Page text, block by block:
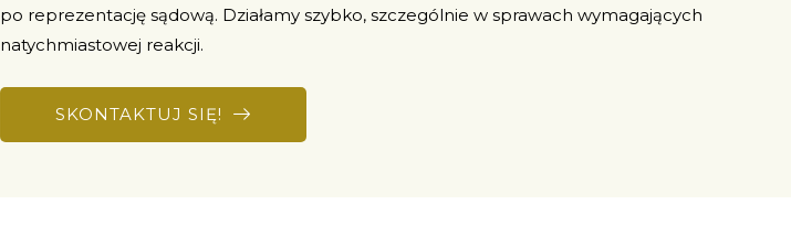
po reprezentację sądową. Działamy szybko, szczególnie w sprawach wymagających
natychmiastowej reakcji.
SKONTAKTUJ SIĘ!